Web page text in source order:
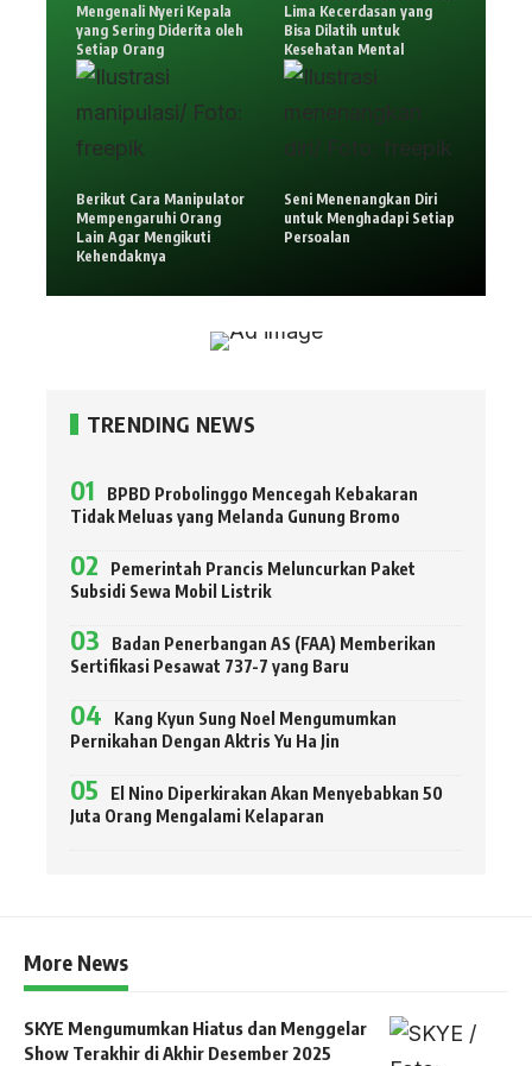
Mengenali Nyeri Kepala
yang Sering Diderita oleh
Setiap Orang
Lima Kecerdasan yang
Bisa Dilatih untuk
Kesehatan Mental
Berikut Cara Manipulator
Mempengaruhi Orang
Lain Agar Mengikuti
Kehendaknya
Seni Menenangkan Diri
untuk Menghadapi Setiap
Persoalan
TRENDING NEWS
BPBD Probolinggo Mencegah Kebakaran
Tidak Meluas yang Melanda Gunung Bromo
Pemerintah Prancis Meluncurkan Paket
Subsidi Sewa Mobil Listrik
Badan Penerbangan AS (FAA) Memberikan
Sertifikasi Pesawat 737-7 yang Baru
Kang Kyun Sung Noel Mengumumkan
Pernikahan Dengan Aktris Yu Ha Jin
El Nino Diperkirakan Akan Menyebabkan 50
Juta Orang Mengalami Kelaparan
More News
SKYE Mengumumkan Hiatus dan Menggelar
Show Terakhir di Akhir Desember 2025